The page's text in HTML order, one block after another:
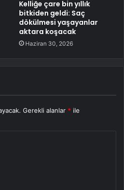
Kelliğe çare bin yıllık
bitkiden geldi: Saç
dökülmesi yaşayanlar
aktara koşacak
Haziran 30, 2026
Gerekli alanlar * ile